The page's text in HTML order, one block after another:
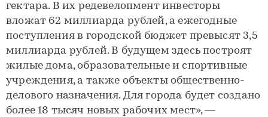
гектара. В их редевелопмент инвесторы
вложат 62 миллиарда рублей, а ежегодные
поступления в городской бюджет превысят 3,5
миллиарда рублей. В будущем здесь построят
жилые дома, образовательные и спортивные
учреждения, а также объекты общественно-
делового назначения. Для города будет создано
более 18 тысяч новых рабочих мест», —